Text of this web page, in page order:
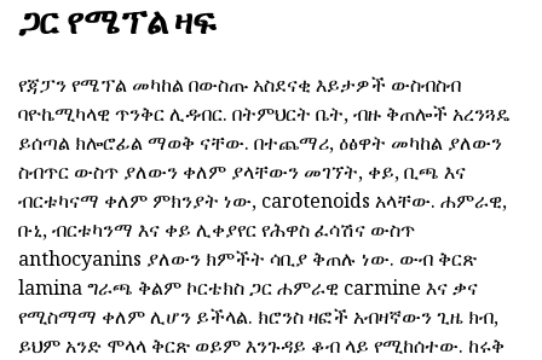
ጋር የሜፕል ዛፍ
የጃፓን የሜፕል መካከል በውስጡ አስደናቂ እይታዎች ውስብስብ
ባዮኬሚካላዊ ጥንቅር ሊዳብር. በትምህርት ቤት, ብዙ ቅጠሎች አረንጓዴ
ይሰጣል ክሎሮፊል ማወቅ ናቸው. በተጨማሪ, ዕፅዋት መካከል ያለውን
ስብጥር ውስጥ ያለውን ቀለም ያላቸውን መገኘት, ቀይ, ቢጫ እና
ብርቱካናማ ቀለም ምክንያት ነው, carotenoids አላቸው. ሐምራዊ,
ቡኒ, ብርቱካንማ እና ቀይ ሊቀያየር የሕዋስ ፈሳሽና ውስጥ
anthocyanins ያለውን ክምችት ሳቢያ ቅጠሉ ነው. ውብ ቅርጽ
lamina ግራጫ ቅልም ኮርቴክስ ጋር ሐምራዊ carmine እና ቃና
የሚስማማ ቀለም ሊሆን ይችላል. ክሮንስ ዛፎች አብዛኛውን ጊዜ ክብ,
ይህም አንድ ሞላላ ቅርጽ ወይም እንጉዳይ ቆብ ላይ የሚከሰተው. ከሩቅ